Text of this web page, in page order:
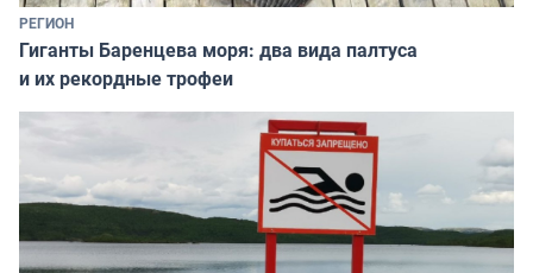
РЕГИОН
Гиганты Баренцева моря: два вида палтуса
и их рекордные трофеи